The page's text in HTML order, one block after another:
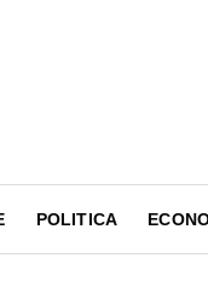
POLITICA